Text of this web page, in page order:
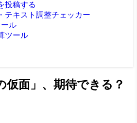
投稿する
テキスト調整チェッカー
ル
ツール
仮面」、期待できる？